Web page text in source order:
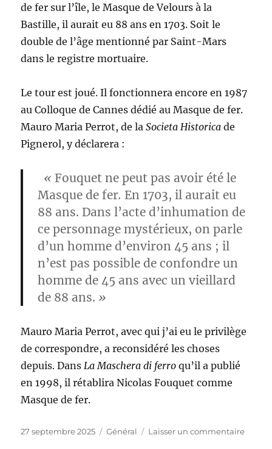
de fer sur l’île, le Masque de Velours à la
Bastille, il aurait eu 88 ans en 1703. Soit le
double de l’âge mentionné par Saint-Mars
dans le registre mortuaire.
Le tour est joué. Il fonctionnera encore en 1987
au Colloque de Cannes dédié au Masque de fer.
Mauro Maria Perrot, de laSocieta Historica de
Pignerol, y déclarera :
«Fouquet ne peut pas avoir été le
Masque de fer. En 1703, il aurait eu
88 ans. Dans l’acte d’inhumation de
ce personnage mystérieux, on parle
d’un homme d’environ 45 ans ; il
n’est pas possible de confondre un
homme de 45 ans avec un vieillard
de 88 ans. »
Mauro Maria Perrot, avec qui j’ai eu le privilège
de correspondre, a reconsidéré les choses
depuis. Dans La Maschera di ferro qu’il a publié
en 1998, il rétablira Nicolas Fouquet comme
Masque de fer.
Publié
27 septembre 2025 Catégories
Général Laisser un commentairesur